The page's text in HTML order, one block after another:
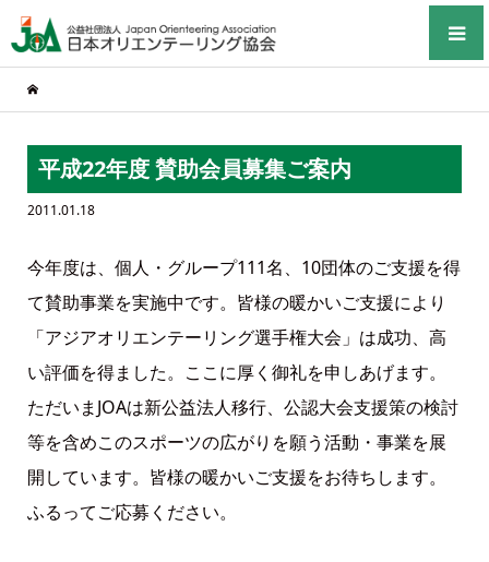
平成22年度 賛助会員募集ご案内
2011.01.18
今年度は、個人・グループ111名、10団体のご支援を得
て賛助事業を実施中です。皆様の暖かいご支援により
「アジアオリエンテーリング選手権大会」は成功、高
い評価を得ました。ここに厚く御礼を申しあげます。
ただいまJOAは新公益法人移行、公認大会支援策の検討
等を含めこのスポーツの広がりを願う活動・事業を展
開しています。皆様の暖かいご支援をお待ちします。
ふるってご応募ください。